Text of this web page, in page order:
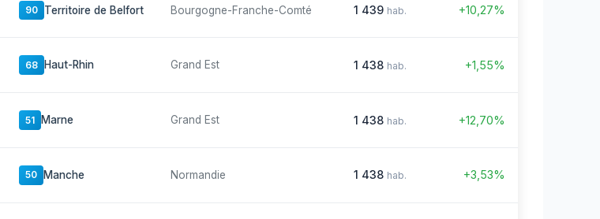
90 Territoire de Belfort Bourgogne-Franche-Comté 1 439 hab. +10,27%
68 Haut-Rhin Grand Est 1 438 hab. +1,55%
51 Marne Grand Est 1 438 hab. +12,70%
50 Manche Normandie 1 438 hab. +3,53%